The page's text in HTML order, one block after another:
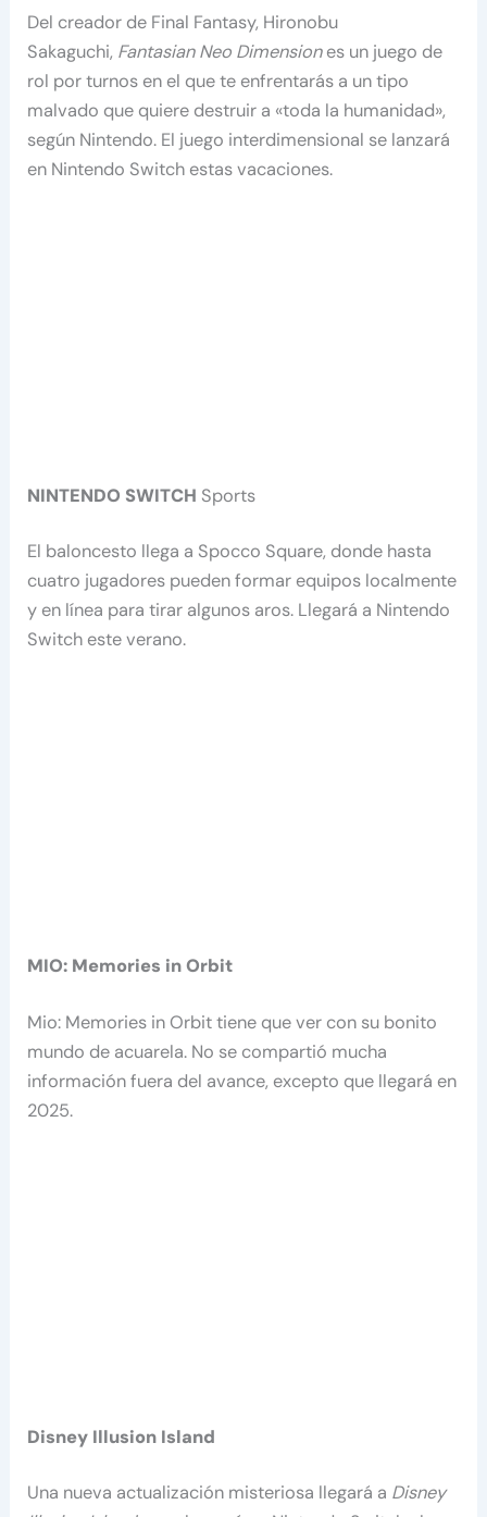
Del creador de Final Fantasy, Hironobu
Sakaguchi, Fantasian Neo Dimensiones un juego de
rol por turnos en el que te enfrentarás a un tipo
malvado que quiere destruir a «toda la humanidad»,
según Nintendo. El juego interdimensional se lanzará
en Nintendo Switch estas vacaciones.
NINTENDO SWITCH Sports
El baloncesto llega a Spocco Square, donde hasta
cuatro jugadores pueden formar equipos localmente
y en línea para tirar algunos aros. Llegará a Nintendo
Switch este verano.
MIO: Memories in Orbit
Mio: Memories in Orbit tiene que ver con su bonito
mundo de acuarela. No se compartió mucha
información fuera del avance, excepto que llegará en
2025.
Disney Illusion Island
Una nueva actualización misteriosa llegará a Disney